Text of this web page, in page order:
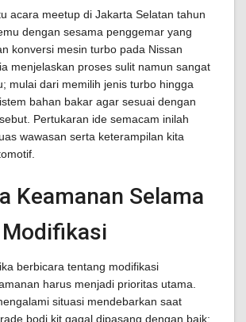
acara meetup di Jakarta Selatan tahun
dengan sesama penggemar yang
konversi mesin turbo pada Nissan
menjelaskan proses sulit namun sangat
mulai dari memilih jenis turbo hingga
bahan bakar agar sesuai dengan
Pertukaran ide semacam inilah
wawasan serta keterampilan kita
Keamanan Selama
berbicara tentang modifikasi
harus menjadi prioritas utama.
situasi mendebarkan saat
bodi kit gagal dipasang dengan baik;